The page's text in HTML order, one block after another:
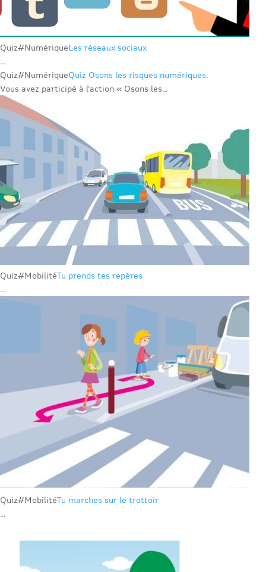
Quiz#NumériqueLes réseaux sociaux
...
Quiz#NumériqueQuiz Osons les risques numériques.
Vous avez participé à l’action « Osons les...
Quiz#MobilitéTu prends tes repères
...
Quiz#MobilitéTu marches sur le trottoir
...